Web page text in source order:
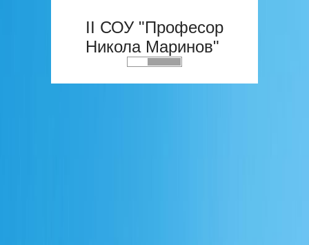
II СОУ "Професор
Никола Маринов"